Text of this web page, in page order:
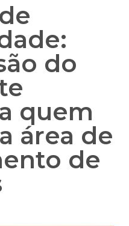
do
quem
área de
de